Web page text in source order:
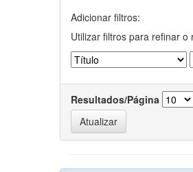
Adicionar filtros:
Utilizar filtros para refinar o
Resultados/Página